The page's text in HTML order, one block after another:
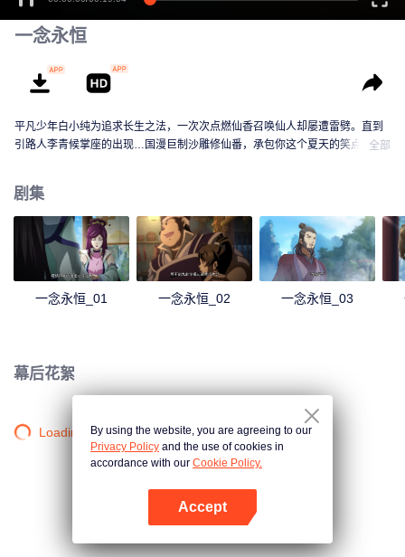
一念永恒
平凡少年白小纯为追求长生之法，一次次点燃仙香召唤仙人却屡遭雷劈。直到
引路人李青候掌座的出现…国漫巨制沙雕修仙番，承包你这个夏天的笑点！全部
剧集
一念永恒_01 一念永恒_02 一念永恒_03
幕后花絮
Loading…By using the website, you are agreeing to our
Privacy Policy and the use of cookies in
accordance with our Cookie Policy.
Accept